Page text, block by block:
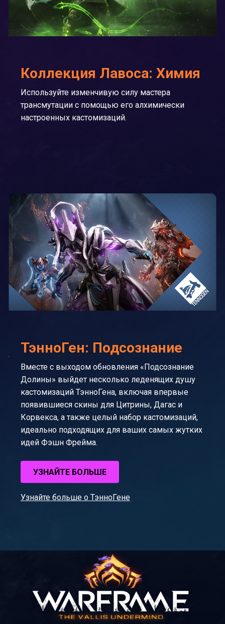
Коллекция Лавоса: Химия
Используйте изменчивую силу мастера
трансмутации с помощью его алхимически
настроенных кастомизаций.
ТэнноГен: Подсознание
Вместе с выходом обновления «Подсознание
Долины» выйдет несколько леденящих душу
кастомизаций ТэнноГена, включая впервые
появившиеся скины для Цитрины, Дагас и
Корвекса, а также целый набор кастомизаций,
идеально подходящих для ваших самых жутких
идей Фэшн Фрейма.
УЗНАЙТЕ БОЛЬШЕ
Узнайте больше о ТэнноГене